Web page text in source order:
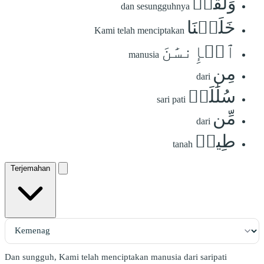
dan sesungguhnya
خَلَقۡنَا Kami telah menciptakan
ٱلۡإِنسَٰنَ manusia
مِن dari
سُلَٰلَةٖ sari pati
مِّن dari
طِينٖ tanah
Terjemahan
Dan sungguh, Kami telah menciptakan manusia dari saripati